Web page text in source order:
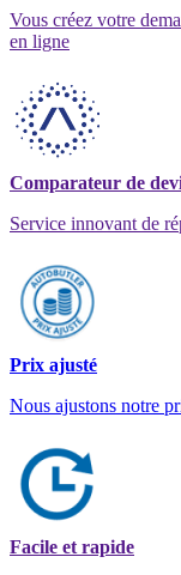
Vous créez votre
en ligne
Comparateur de
Service innovant de
Prix ajusté
Nous ajustons notre
Facile et rapide